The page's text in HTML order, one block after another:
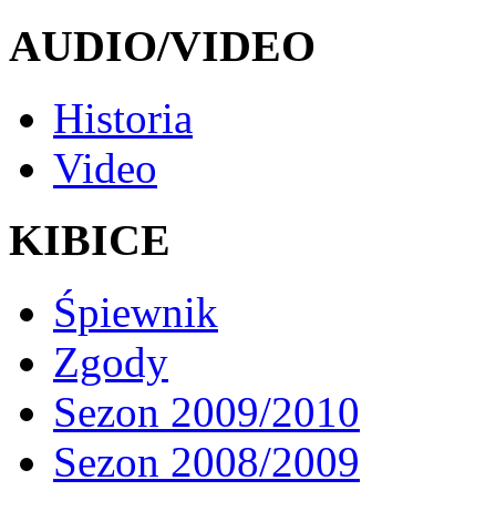
AUDIO/VIDEO
Historia
Video
KIBICE
Śpiewnik
Zgody
Sezon 2009/2010
Sezon 2008/2009